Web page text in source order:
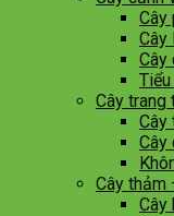
Cây
Cây
Cây
Cây trang
Cây
Cây
Cây thảm
Cây